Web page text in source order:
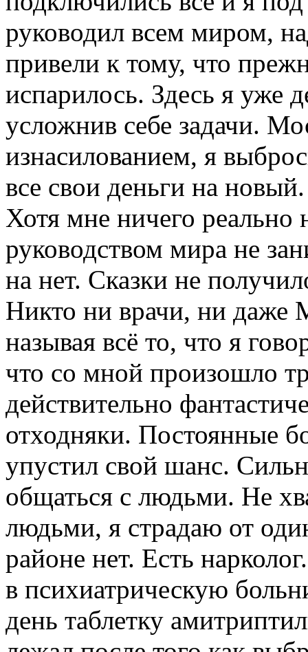
руководил всем миром,
привели к тому, что
испарилось. Здесь я уже
усложнив себе задачи.
изнасилованием, я
все свои деньги на
Хотя мне ничего реально
руководством мира не
на нет. Сказки не
Никто ни врачи, ни даже
называя всё то, что я
что со мной произошло
действительно
отходняки. Постоянные
упустил свой шанс.
общаться с людьми. Не
людьми, я страдаю от
районе нет. Есть
в психиатрическую
день таблетку